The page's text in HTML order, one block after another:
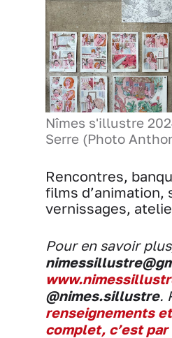
Nîmes s'illustre
Serre (Photo
Rencontres,
films d’animation,
vernissages,
Pour en savoir
@nimes.sillustre.
renseignements
complet, c’est par